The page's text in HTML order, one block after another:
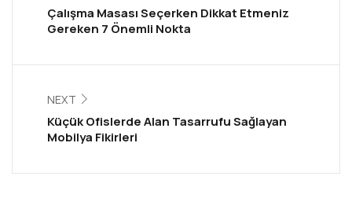
Çalışma Masası Seçerken Dikkat Etmeniz
Gereken 7 Önemli Nokta
NEXT
Küçük Ofislerde Alan Tasarrufu Sağlayan
Mobilya Fikirleri